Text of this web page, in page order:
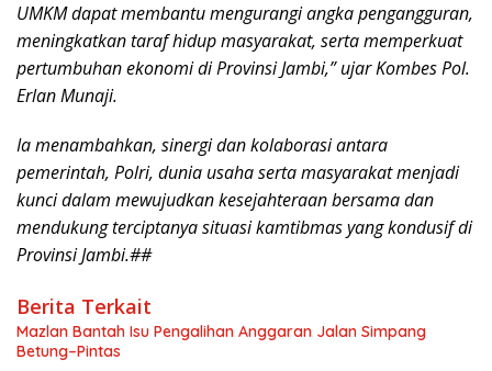
UMKM dapat membantu mengurangi angka pengangguran,
meningkatkan taraf hidup masyarakat, serta memperkuat
pertumbuhan ekonomi di Provinsi Jambi,” ujar Kombes Pol.
Erlan Munaji.
Ia menambahkan, sinergi dan kolaborasi antara
pemerintah, Polri, dunia usaha serta masyarakat menjadi
kunci dalam mewujudkan kesejahteraan bersama dan
mendukung terciptanya situasi kamtibmas yang kondusif di
Provinsi Jambi.##
Berita Terkait
Mazlan Bantah Isu Pengalihan Anggaran Jalan Simpang
Betung–Pintas